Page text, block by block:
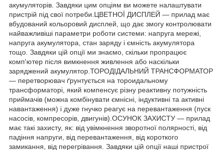
акумуляторів. Завдяки цим опціям ви можете налаштувати
пристрій під свої потреби.ЦВЕТНОЇ ДИСПЛЕЙ — прилад має
вбудований кольоровий дисплей, що дає змогу контролювати
найважливіші параметри роботи системи: напруга мережі,
напруга акумулятора, стан заряду і ємність акумулятора
тощо. Завдяки цій опції ми знаємо, скільки пропрацює
комп'ютер після вимкнення живлення або наскільки
заряджений акумулятор.ТОРОДІДАЛЬНИЙ ТРАНСФОРМАТОР
— перетворювач ґрунтується на тороидальному
трансформаторі, який компенсує різну реактивну потужність
приймачів (можна комбінувати ємнісні, індуктивні та активні
навантаження) і дуже гнучко реагує на перевантаження (пуск
насосів, компресорів, двигунів).ОСУНОК ЗАХИСТУ — прилад
має такі захисту, як: від увімкнення зворотної полярності, від
падіння напруги, від перевантаження, від короткого
замикання, від перегрівання. Завдяки цій опції наші пристрої